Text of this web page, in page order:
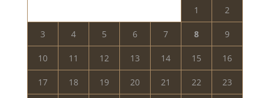
1 2
3 4 5 6 7 8 9
10 11 12 13 14 15 16
17 18 19 20 21 22 23